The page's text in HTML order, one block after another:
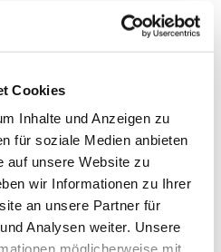
Cookies
Inhalte und Anzeigen zu
für soziale Medien anbieten
auf unsere Website zu
wir Informationen zu Ihrer
an unsere Partner für
Analysen weiter. Unsere
möglicherweise mit